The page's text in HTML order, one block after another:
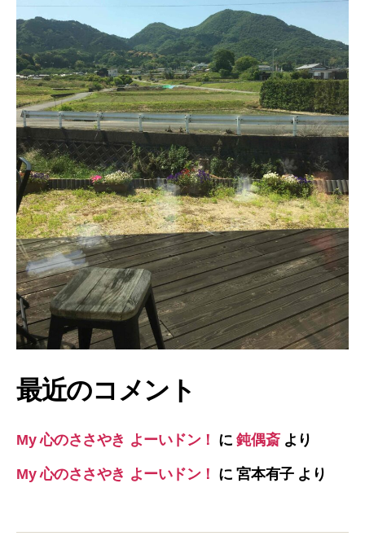
最近のコメント
My 心のささやき よーいドン！ に鈍偶斎より
My 心のささやき よーいドン！ に宮本有子より